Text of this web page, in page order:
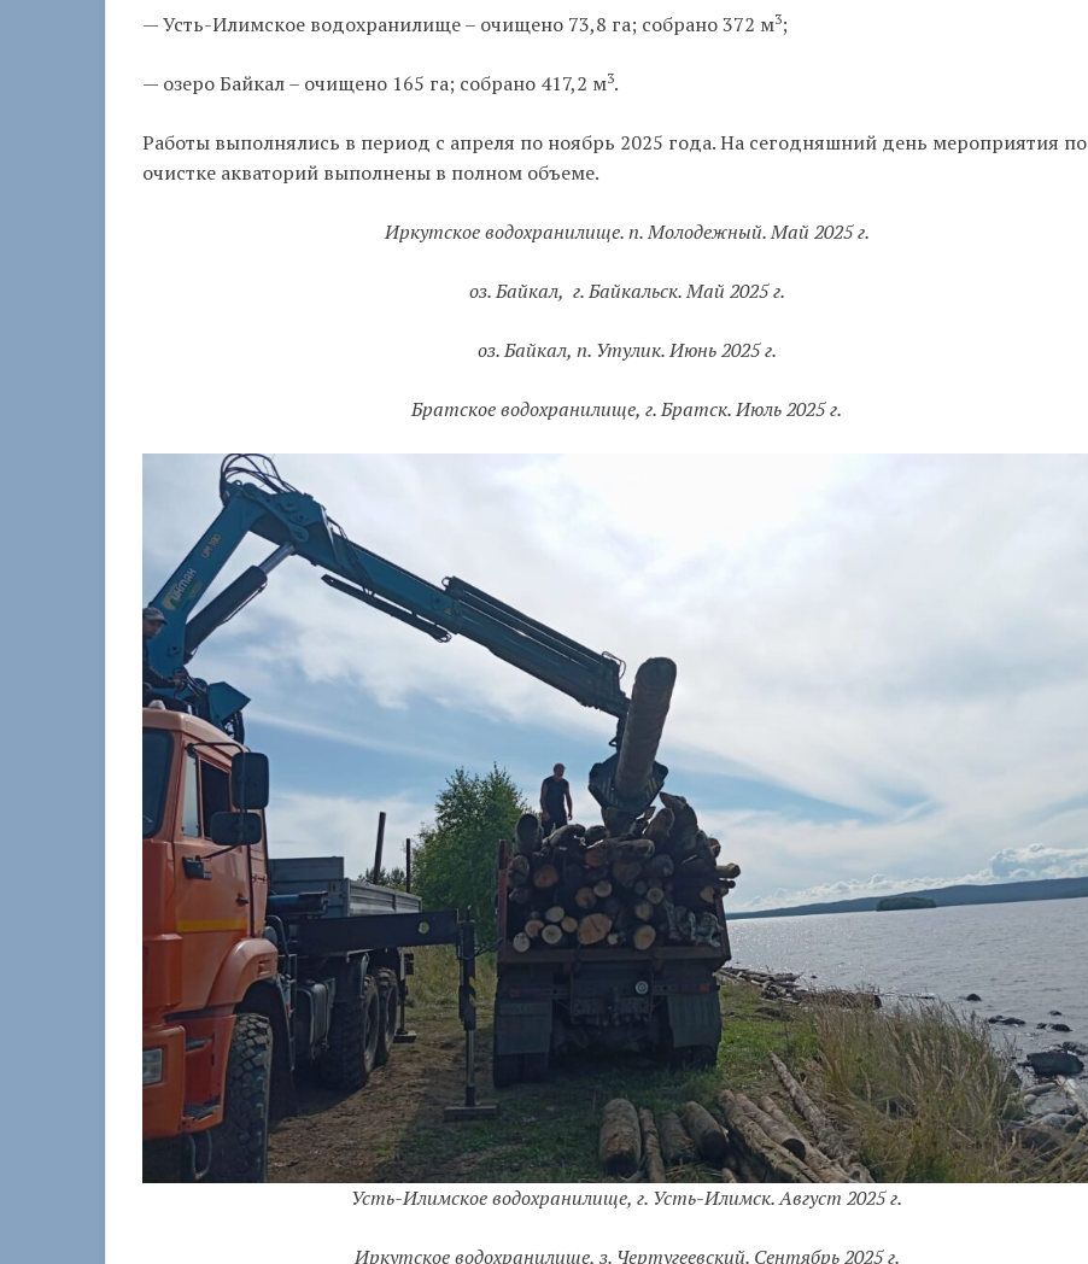
— Усть-Илимское водохранилище – очищено 73,8 га; собрано 372 м3;
— озеро Байкал – очищено 165 га; собрано 417,2 м3.
Работы выполнялись в период с апреля по ноябрь 2025 года. На сегодняшний день мероприятия по
очистке акваторий выполнены в полном объеме.
Иркутское водохранилище. п. Молодежный. Май 2025 г.
оз. Байкал, г. Байкальск. Май 2025 г.
оз. Байкал, п. Утулик. Июнь 2025 г.
Братское водохранилище, г. Братск. Июль 2025 г.
Усть-Илимское водохранилище, г. Усть-Илимск. Август 2025 г.
Иркутское водохранилище, з. Чертугеевский. Сентябрь 2025 г.